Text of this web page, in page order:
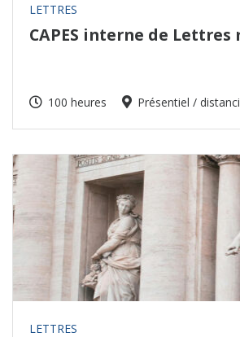
LETTRES
CAPES interne de Lettres
100 heures Présentiel /
LETTRES